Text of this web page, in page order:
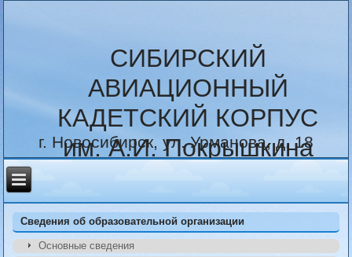
СИБИРСКИЙ
АВИАЦИОННЫЙ
КАДЕТСКИЙ КОРПУС
им. А.И. Покрышкина
г. Новосибирск, ул. Урманова, д. 18
Сведения об образовательной организации
Основные сведения